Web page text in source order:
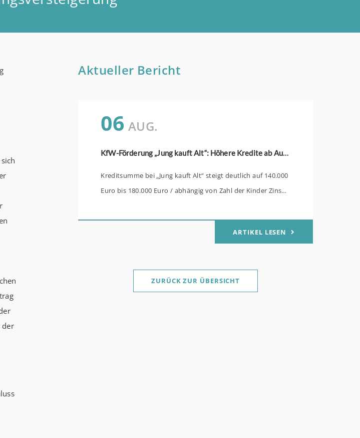
der
Aktueller Bericht
06 AUG.
KfW-Förderung „Jung kauft Alt“: Höhere Kredite ab August 2026
Kreditsumme bei „Jung kauft Alt“ steigt deutlich auf 140.000
Euro bis 180.000 Euro / abhängig von Zahl der Kinder Zinsen
0,53 Prozent effektiv bei 35 Jahren Laufzeit und 10 Jahren
Zinsbindung Antragstellende verpflichten sich zuARTIKEL LESEN
ZURÜCK ZUR ÜBERSICHT